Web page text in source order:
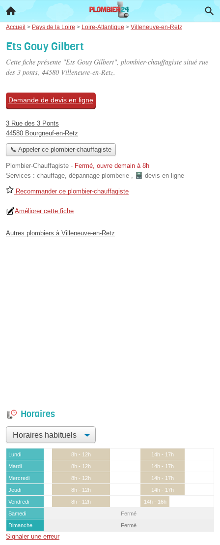
Accueil > Pays de la Loire > Loire-Atlantique > Villeneuve-en-Retz
Ets Gouy Gilbert
Cette fiche présente "Ets Gouy Gilbert", plombier-chauffagiste situé rue
des 3 ponts, 44580 Villeneuve-en-Retz.
Demande de devis en ligne
3 Rue des 3 Ponts
44580 Bourgneuf-en-Retz
📞 Appeler ce plombier-chauffagiste
Plombier-Chauffagiste - Fermé, ouvre demain à 8h
Services : chauffage, dépannage plomberie , devis en ligne
Recommander ce plombier-chauffagiste
Améliorer cette fiche
Autres plombiers à Villeneuve-en-Retz
Horaires
Lundi 8h - 12h
14h - 17h
Mardi
8h - 12h
14h - 17h
Mercredi
8h - 12h
14h - 17h
Jeudi
8h - 12h
14h - 17h
Vendredi
8h - 12h
14h - 16h
Samedi
Fermé
Dimanche
Fermé
Signaler une erreur